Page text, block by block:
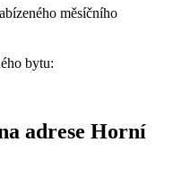
měsíčního
bytu:
adrese Horní